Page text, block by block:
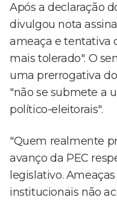
Após a declaração
divulgou nota
ameaça e tentativa
mais tolerado". O
uma prerrogativa
"não se submete a
político-eleitorais".
"Quem realmente
avanço da PEC
legislativo.
institucionais não